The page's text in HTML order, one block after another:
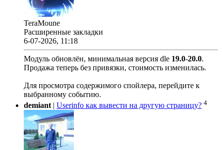
TeraMoune
Расширенные закладки
6-07-2026, 11:18
Модуль обновлён, минимальная версия dle 19.0-20.0.
Продажа теперь без привязки, стоимость изменилась.
Для просмотра содержимого спойлера, перейдите к
выбранному событию.
demiant | Userinfo как вывести на другую страницу? 4